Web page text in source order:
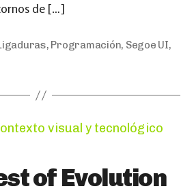
de […]
, Programación, Segoe UI,
Categories
visual y tecnológico
of Evolution